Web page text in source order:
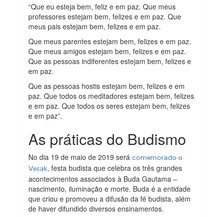
“Que eu esteja bem, feliz e em paz. Que meus
professores estejam bem, felizes e em paz. Que
meus pais estejam bem, felizes e em paz.
Que meus parentes estejam bem, felizes e em paz.
Que meus amigos estejam bem, felizes e em paz.
Que as pessoas indiferentes estejam bem, felizes e
em paz.
Que as pessoas hostis estejam bem, felizes e em
paz. Que todos os meditadores estejam bem, felizes
e em paz. Que todos os seres estejam bem, felizes
e em paz”.
As práticas do Budismo
No dia 19 de maio de 2019 serácomemorado o
Vesak, festa budista que celebra os três grandes
acontecimentos associados à Buda Gautama –
nascimento, iluminação e morte. Buda é a entidade
que criou e promoveu a difusão da fé budista, além
de haver difundido diversos ensinamentos.